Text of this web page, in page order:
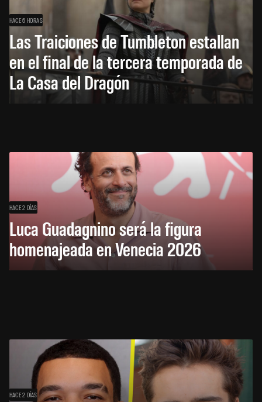
HACE 6 HORAS
Las Traiciones de Tumbleton estallan
en el final de la tercera temporada de
La Casa del Dragón
HACE 2 DÍAS
Luca Guadagnino será la figura
homenajeada en Venecia 2026
HACE 2 DÍAS